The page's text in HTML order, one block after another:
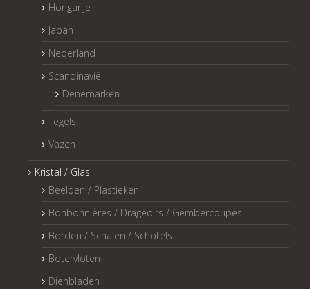
Hongarije
Japan
Nederland
Scandinavië
Denemarken
Tegels
Vazen
Kristal / Glas
Beelden / Plastieken
Bonbonnières / Drageoirs / Gembercoupes
Borden / Schalen / Schotels
Botervloten
Dienbladen